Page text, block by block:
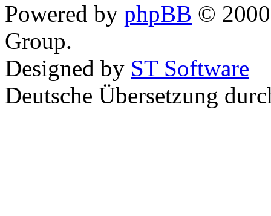
Powered by phpBB ©
Group.
Designed by ST Software
Deutsche Übersetzung